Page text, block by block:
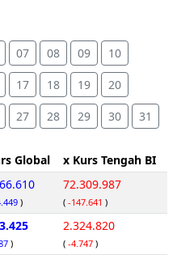
07 08 09 10
17 18 19 20
27 28 29 30 31
Global
x Kurs Tengah BI
)
72.309.987
( -147.641 )
)
2.324.820
( -4.747 )